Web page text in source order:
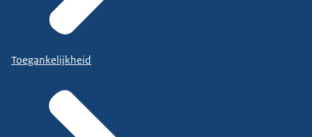
Toegankelijkheid